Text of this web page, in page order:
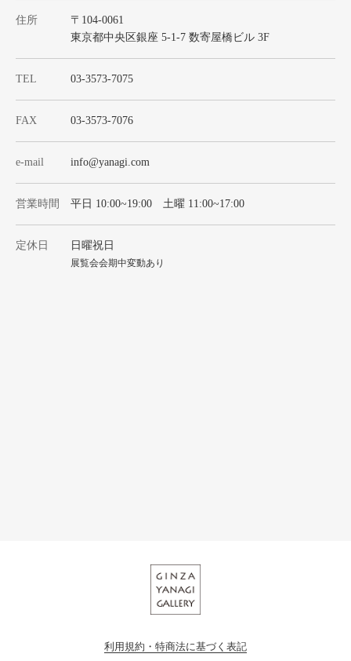
住所
〒104-0061
東京都中央区銀座 5-1-7 数寄屋橋ビル 3F
TEL 03-3573-7075
FAX 03-3573-7076
e-mail info@yanagi.com
営業時間 平日 10:00~19:00 土曜 11:00~17:00
定休日 日曜祝日
展覧会会期中変動あり
利用規約・特商法に基づく表記